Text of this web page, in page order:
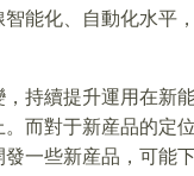
能化、自動化水平
持續提升運用在新
而對于新産品的定
一些新産品，可能